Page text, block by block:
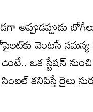
అప్పుడప్పుడు
వెంటసే
ఒక స్టేషన్ నుంచి
కనిపిస్తే రైలు